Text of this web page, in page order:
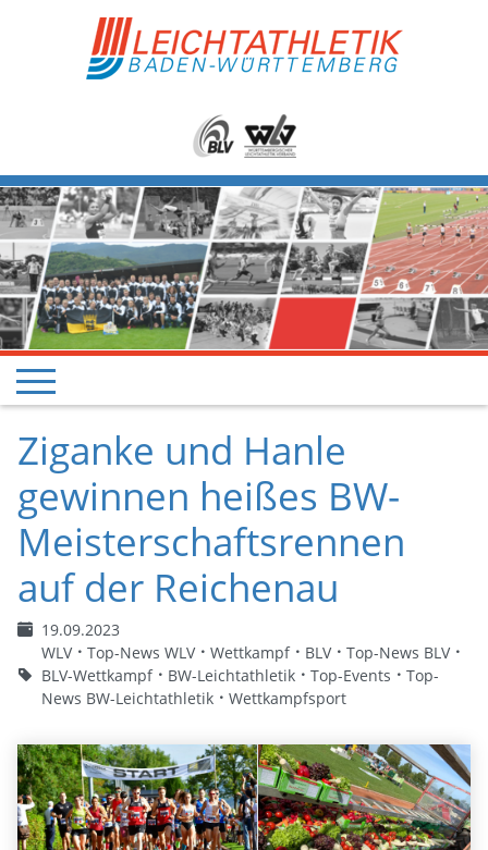
Ziganke und Hanle
gewinnen heißes BW-
Meisterschaftsrennen
auf der Reichenau
19.09.2023
WLV
Top-News WLV Wettkampf BLV
Top-News BLV
BLV-Wettkampf
BW-Leichtathletik Top-Events
Top-
News BW-Leichtathletik
Wettkampfsport